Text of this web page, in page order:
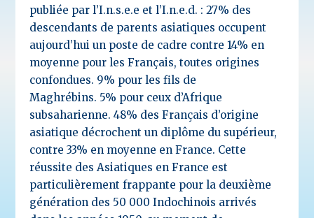
publiée par l’I.n.s.e.e et l’I.n.e.d. : 27% des
descendants de parents asiatiques occupent
aujourd’hui un poste de cadre contre 14% en
moyenne pour les Français, toutes origines
confondues. 9% pour les fils de
Maghrébins. 5% pour ceux d’Afrique
subsaharienne.48% des Français d’origine
asiatique décrochent un diplôme du supérieur,
contre 33% en moyenne en France. Cette
réussite des Asiatiques en France est
particulièrement frappante pour la deuxième
génération des 50 000 Indochinois arrivés